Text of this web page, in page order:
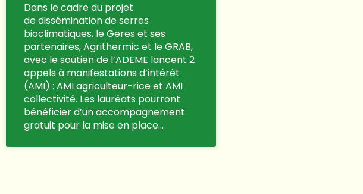
Dans le cadre du projet
de dissémination de serres
bioclimatiques, le Geres et ses
partenaires, Agrithermic et le GRAB,
avec le soutien de l’ADEME lancent 2
appels à manifestations d’intérêt
(AMI) : AMI agriculteur-rice et AMI
collectivité. Les lauréats pourront
bénéficier d’un accompagnement
gratuit pour la mise en place…